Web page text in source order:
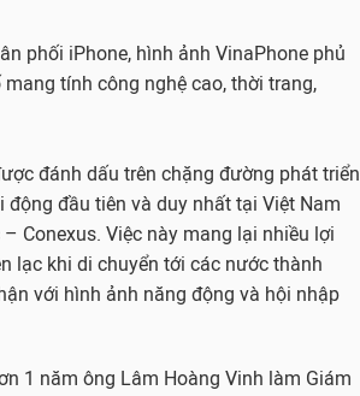
phối iPhone, hình ảnh VinaPhone phủ
tính công nghệ cao, thời trang,
đánh dấu trên chặng đường phát triển
đầu tiên và duy nhất tại Việt Nam
Conexus. Việc này mang lại nhiều lợi
lạc khi di chuyển tới các nước thành
với hình ảnh năng động và hội nhập
1 năm ông Lâm Hoàng Vinh làm Giám